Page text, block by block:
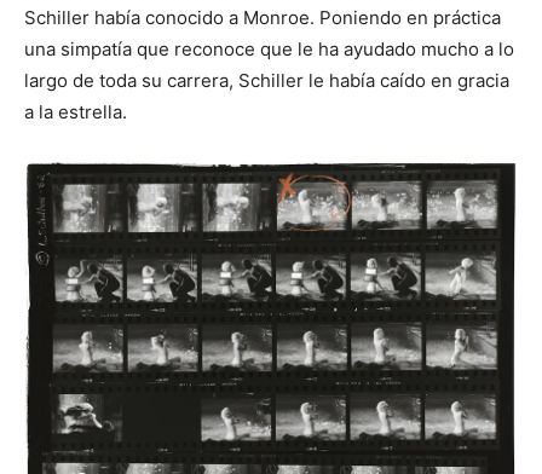
Schiller había conocido a Monroe. Poniendo en práctica
una simpatía que reconoce que le ha ayudado mucho a lo
largo de toda su carrera, Schiller le había caído en gracia
a la estrella.